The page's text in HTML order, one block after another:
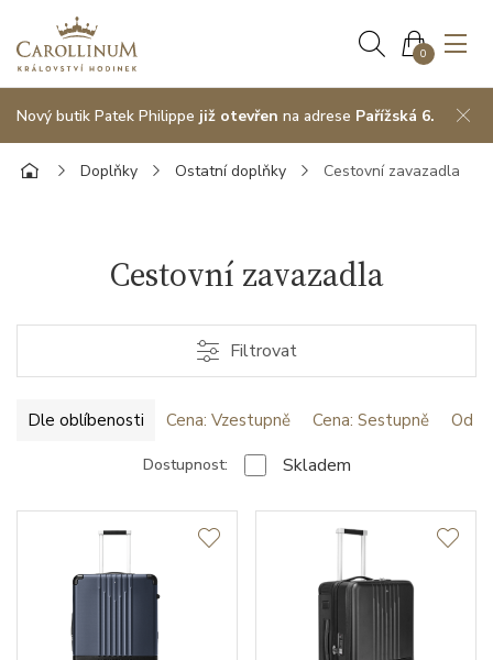
0
Nový butik Patek Philippe již otevřen na adrese Pařížská 6.
Doplňky Ostatní doplňky Cestovní zavazadla
Cestovní zavazadla
Filtrovat
Dle oblíbenosti Cena: Vzestupně Cena: Sestupně Od
Dostupnost: Skladem